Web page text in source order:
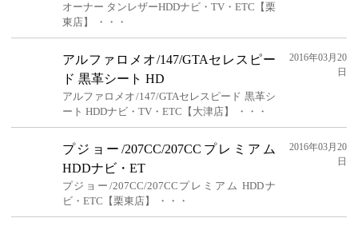
オーナー タンレザーHDDナビ・TV・ETC【栗
東店】 ・・・
アルファロメオ/147/GTAセレスピー
ド 黒革シート HD
アルファロメオ/147/GTAセレスピード 黒革シ
ート HDDナビ・TV・ETC【大津店】 ・・・
2016年03月20
日
プジョー/207CC/207CCプレミアム
HDDナビ・ET
プジョー/207CC/207CCプレミアム HDDナ
ビ・ETC【栗東店】 ・・・
2016年03月20
日